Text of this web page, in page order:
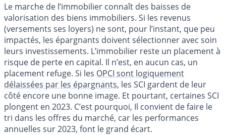
Le marche de l’immobilier connaît des baisses de
valorisation des biens immobiliers. Si les revenus
(versements ses loyers) ne sont, pour l’instant, que peu
impactés, les épargnants doivent sélectionner avec soin
leurs investissements. L’immobilier reste un placement à
risque de perte en capital. Il n’est, en aucun cas, un
placement refuge. Si les OPCI sont logiquement
délaissées par les épargnants, les SCI gardent de leur
côté encore une bonne image. Et pourtant, certaines SCI
plongent en 2023. C’est pourquoi, Il convient de faire le
tri dans les offres du marché, car les performances
annuelles sur 2023, font le grand écart.